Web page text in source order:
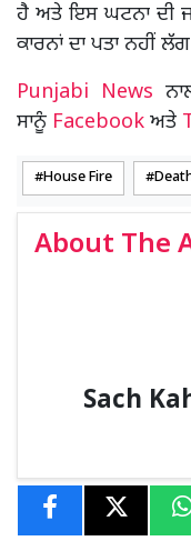
ਹੈ ਅਤੇ ਇਸ ਘਟਨਾ ਦੀ
ਕਾਰਨਾਂ ਦਾ ਪਤਾ ਨਹੀਂ
Punjabi News
ਸਾਨੂੰ Facebook ਅਤੇ
House Fire
About The
Sach